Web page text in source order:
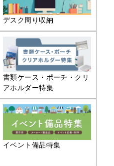
デスク周り収納
書類ケース・ポーチ・クリ
アホルダー特集
イベント備品特集